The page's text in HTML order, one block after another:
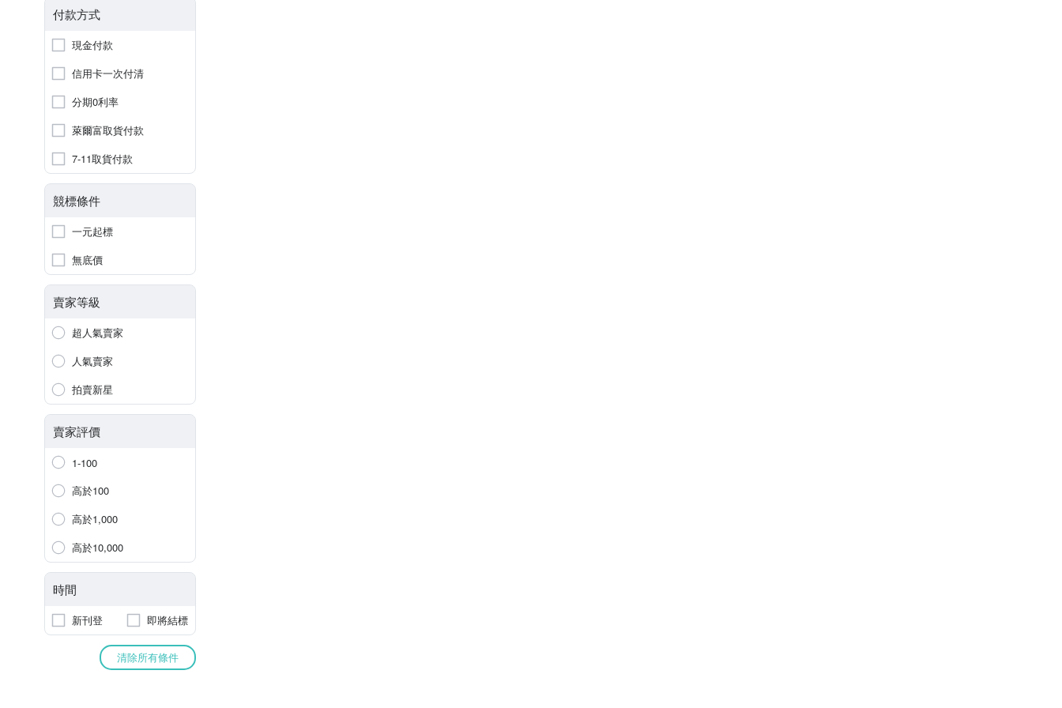
付款方式
現金付款
信用卡一次付清
分期0利率
萊爾富取貨付款
7-11取貨付款
競標條件
一元起標
無底價
賣家等級
超人氣賣家
人氣賣家
拍賣新星
賣家評價
1-100
高於100
高於1,000
高於10,000
時間
新刊登 即將結標
清除所有條件